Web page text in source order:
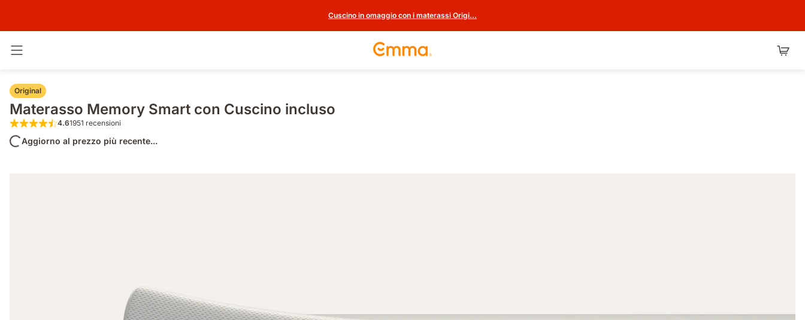
Cuscino in omaggio con i materassi Origi...
Original
Materasso Memory Smart con Cuscino incluso
4.6 su 5 stelle 1951 recensioni
4.61951 recensioni
Aggiorno al prezzo più recente...